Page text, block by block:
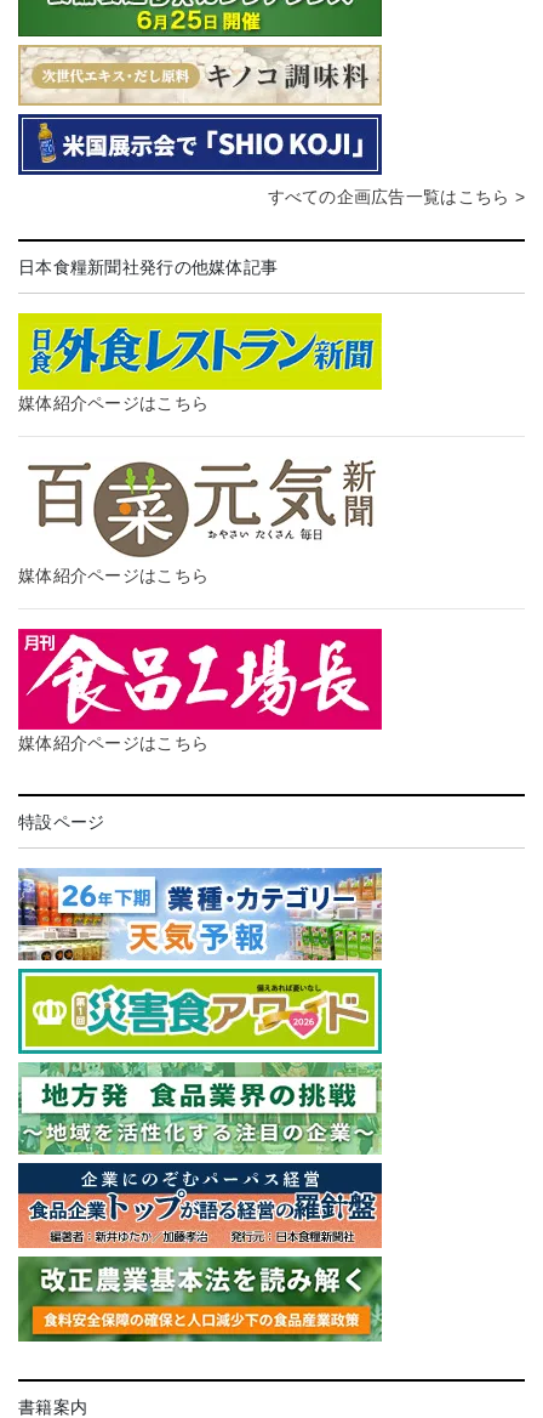
すべての企画広告一覧はこちら >
日本食糧新聞社発行の他媒体記事
媒体紹介ページはこちら
媒体紹介ページはこちら
媒体紹介ページはこちら
特設ページ
書籍案内